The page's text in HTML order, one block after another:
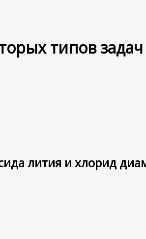
типов
лития и хлорид